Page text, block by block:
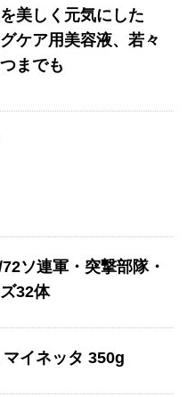
美しく元気にした
ケア用美容液、若々
までも
ソ連軍・突撃部隊・
32体
イネッタ 350g